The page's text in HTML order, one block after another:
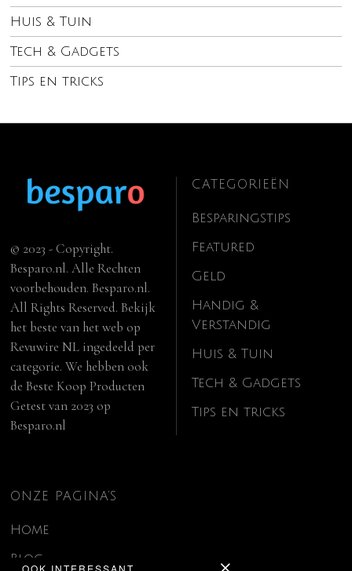
Huis & Tuin
Tech & Gadgets
Tips en tricks
OOK INTERESSANT
© 2023 - Copyright.
Besparo.nl. Alle Rechten
voorbehouden. Besparo.nl.
All Rights Reserved. Bekijk
het beste van het web op
Revuwire NL ingedeeld per
categorie. We hebben ook
deBeste Koop Producten
Getest van 2023 op
Besparo.nl
CATEGORIEËN
Besparingstips
Featured
Geld
Handig &
Verstandig
Huis & Tuin
Tech & Gadgets
Tips en tricks
ONZE PAGINA’S
Home
Blog